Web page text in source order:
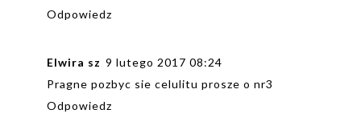
Odpowiedz
Elwira sz 9 lutego 2017 08:24
Pragne pozbyc sie celulitu prosze o nr3
Odpowiedz